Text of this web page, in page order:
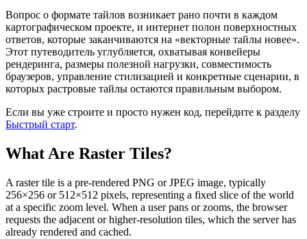
Вопрос о формате тайлов возникает рано почти в каждом
картографическом проекте, и интернет полон поверхностных
ответов, которые заканчиваются на «векторные тайлы новее».
Этот путеводитель углубляется, охватывая конвейеры
рендеринга, размеры полезной нагрузки, совместимость
браузеров, управление стилизацией и конкретные сценарии, в
которых растровые тайлы остаются правильным выбором.
Если вы уже строите и просто нужен код, перейдите к разделу
Быстрый старт.
What Are Raster Tiles?
A raster tile is a pre-rendered PNG or JPEG image, typically
256×256 or 512×512 pixels, representing a fixed slice of the world
at a specific zoom level. When a user pans or zooms, the browser
requests the adjacent or higher-resolution tiles, which the server has
already rendered and cached.